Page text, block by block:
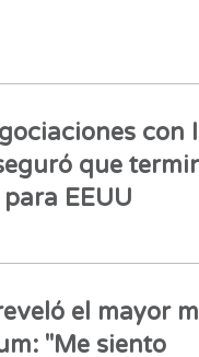
con
que
EEUU
el mayor
"Me siento